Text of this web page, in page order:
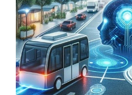
Netzwerkmanagement
Stadtraumgestaltung
Projektmanagement
Contentmanagement
Datenmanagement
Serviceleistungen